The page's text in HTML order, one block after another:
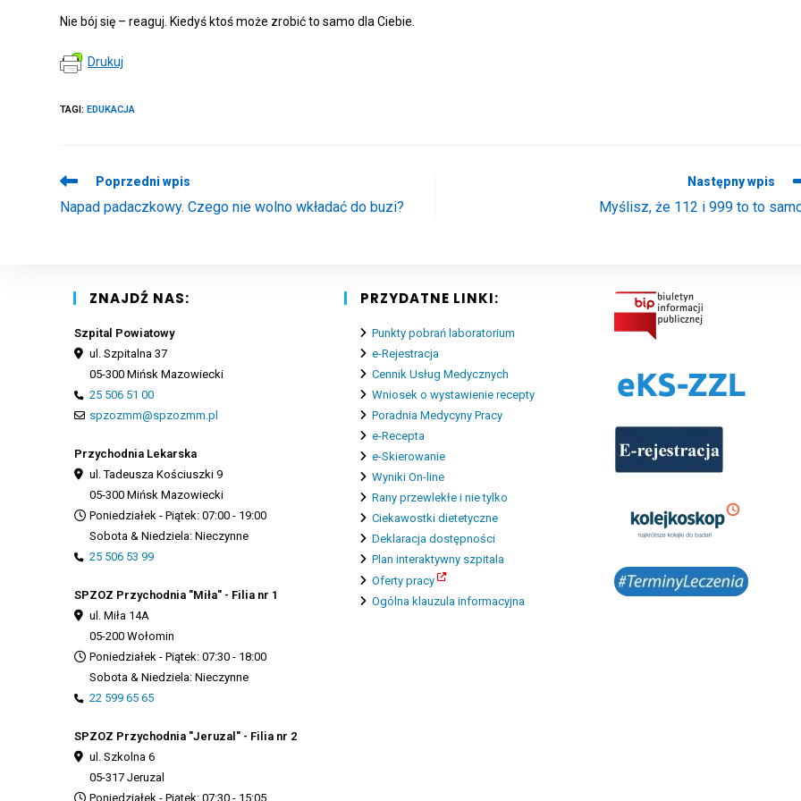
Nie bój się – reaguj. Kiedyś ktoś może zrobić to samo dla Ciebie.
Drukuj
TAGI:EDUKACJA
Read
articles
Poprzedni wpis
Napad padaczkowy. Czego nie wolno wkładać do buzi?
Następny wpis
Myślisz, że 112 i 999 to to
ZNAJDŹ NAS:
Szpital Powiatowy
ul. Szpitalna 37
05-300 Mińsk Mazowiecki
25 506 51 00
spzozmm@spzozmm.pl
Przychodnia Lekarska
ul. Tadeusza Kościuszki 9
05-300 Mińsk Mazowiecki
Poniedziałek - Piątek: 07:00 - 19:00
Sobota & Niedziela: Nieczynne
25 506 53 99
SPZOZ Przychodnia "Miła" - Filia nr 1
ul. Miła 14A
05-200 Wołomin
Poniedziałek - Piątek: 07:30 - 18:00
Sobota & Niedziela: Nieczynne
22 599 65 65
SPZOZ Przychodnia "Jeruzal" - Filia nr 2
ul. Szkolna 6
05-317 Jeruzal
Poniedziałek - Piątek: 07:30 - 15:05
PRZYDATNE LINKI:
Punkty pobrań laboratorium
e-Rejestracja
Cennik Usług Medycznych
Wniosek o wystawienie recepty
Poradnia Medycyny Pracy
e-Recepta
e-Skierowanie
Wyniki On-line
Rany przewlekłe i nie tylko
Ciekawostki dietetyczne
Deklaracja dostępności
Plan interaktywny szpitala
Oferty pracy
Ogólna klauzula informacyjna